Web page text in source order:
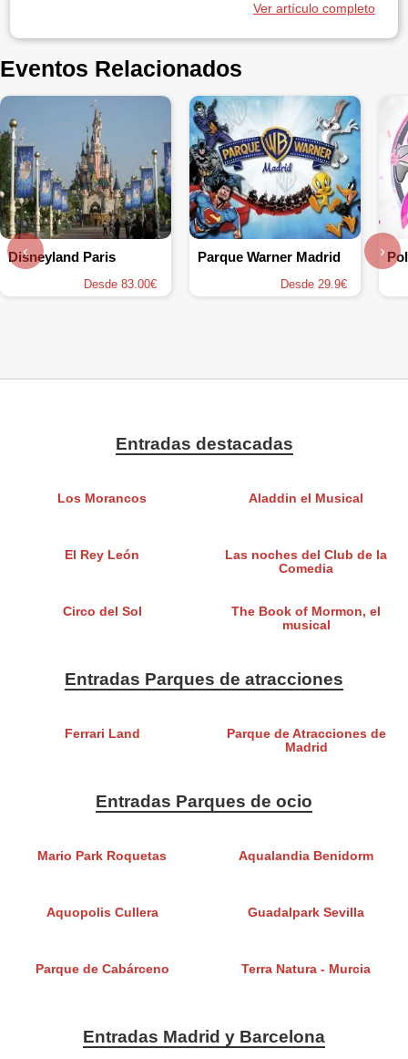
Ver artículo completo
Eventos Relacionados
Disneyland Paris
Desde 83.00€
Parque Warner Madrid
Desde 29.9€
‹ ›
Entradas destacadas
Los Morancos Aladdin el Musical
El Rey León
Las noches del Club de la
Comedia
Circo del Sol
The Book of Mormon, el
musical
Entradas Parques de atracciones
Ferrari Land
Parque de Atracciones de
Madrid
Entradas Parques de ocio
Mario Park Roquetas Aqualandia Benidorm
Aquopolis Cullera Guadalpark Sevilla
Parque de Cabárceno Terra Natura - Murcia
Entradas Madrid y Barcelona